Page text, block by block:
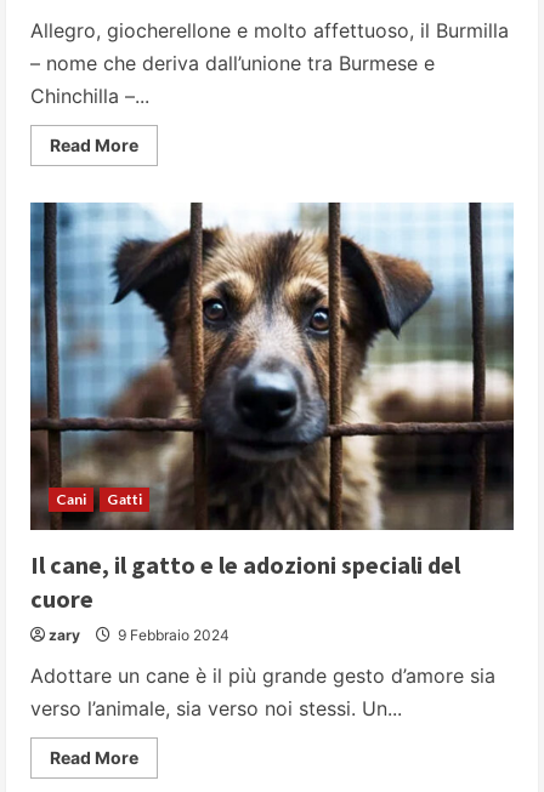
Allegro, giocherellone e molto affettuoso, il Burmilla
– nome che deriva dall’unione tra Burmese e
Chinchilla –...
Read MoreRead
more
Burmilla:
un
gatto
allegro,
giocherellone,
equilibrato
e
molto
affettuoso
Cani Gatti
Il cane, il gatto e le adozioni speciali del
cuore
zary 9 Febbraio 2024
Adottare un cane è il più grande gesto d’amore sia
verso l’animale, sia verso noi stessi. Un...
Read MoreRead
more